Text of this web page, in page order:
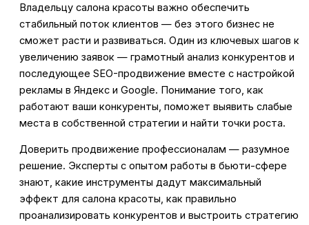
Владельцу салона красоты важно обеспечить
стабильный поток клиентов — без этого бизнес не
сможет расти и развиваться. Один из ключевых шагов к
увеличению заявок — грамотный анализ конкурентов и
последующее SEO-продвижение вместе с настройкой
рекламы в Яндекс и Google. Понимание того, как
работают ваши конкуренты, поможет выявить слабые
места в собственной стратегии и найти точки роста.
Доверить продвижение профессионалам — разумное
решение. Эксперты с опытом работы в бьюти-сфере
знают, какие инструменты дадут максимальный
эффект для салона красоты, как правильно
проанализировать конкурентов и выстроить стратегию